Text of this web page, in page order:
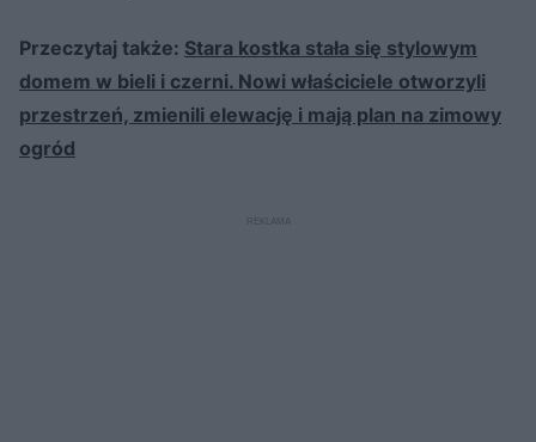
Przeczytaj także: Stara kostka stała się stylowym
domem w bieli i czerni. Nowi właściciele otworzyli
przestrzeń, zmienili elewację i mają plan na zimowy
ogród